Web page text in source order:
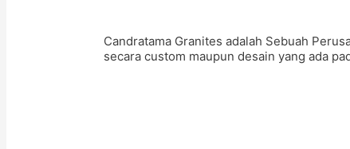
Candratama Granites adalah Sebuah
secara custom maupun desain yang ada